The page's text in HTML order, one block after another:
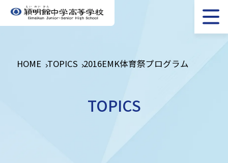
HOME TOPICS 2016EMK体育祭プログラム
TOPICS